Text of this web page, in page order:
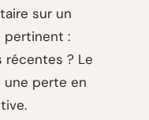
sur un
pertinent :
? Le
une perte en